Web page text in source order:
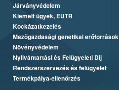
Járványvédelem
Kiemelt ügyek, EUTR
Kockázatkezelés
Mezőgazdasági genetikai erőforrások
Növényvédelem
Nyilvántartási és Felügyeleti Díj
Rendszerszervezés és felügyelet
Termékpálya-ellenőrzés